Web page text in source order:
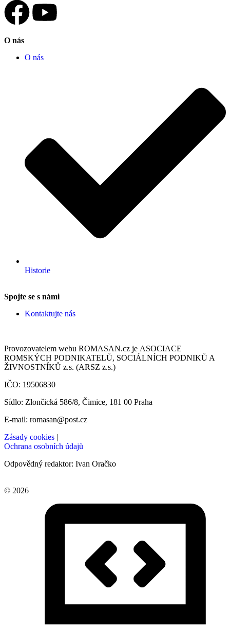
O nás
O nás
Historie
Spojte se s námi
Kontaktujte nás
Provozovatelem webu ROMASAN.cz je ASOCIACE
ROMSKÝCH PODNIKATELŮ, SOCIÁLNÍCH PODNIKŮ A
ŽIVNOSTNÍKŮ z.s. (ARSZ z.s.)
IČO: 19506830
Sídlo: Zlončická 586/8, Čimice, 181 00 Praha
E-mail: romasan@post.cz
Zásady cookies |
Ochrana osobních údajů
Odpovědný redaktor: Ivan Oračko
© 2026